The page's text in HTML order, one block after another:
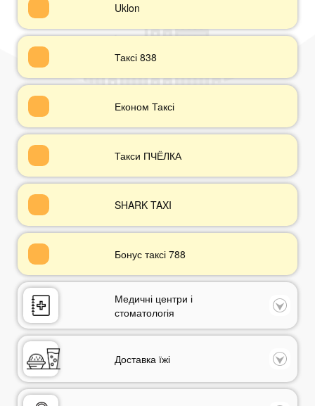
Uklon
Таксі 838
Економ Таксі
Такси ПЧЁЛКА
SHARK TAXI
Бонус таксі 788
Медичні центри і
стоматологія
Доставка їжі